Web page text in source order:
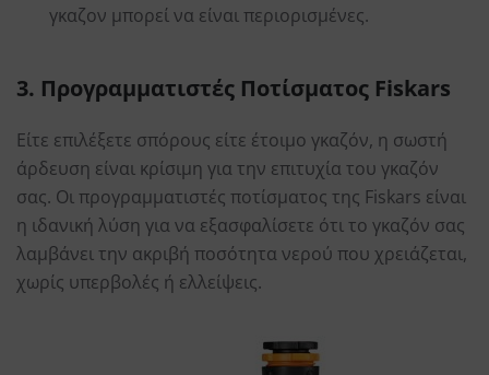
γκαζον μπορεί να είναι περιορισμένες.
3. Προγραμματιστές Ποτίσματος Fiskars
Είτε επιλέξετε σπόρους είτε έτοιμο γκαζόν, η σωστή
άρδευση είναι κρίσιμη για την επιτυχία του γκαζόν
σας. Οι προγραμματιστές ποτίσματος της Fiskars είναι
η ιδανική λύση για να εξασφαλίσετε ότι το γκαζόν σας
λαμβάνει την ακριβή ποσότητα νερού που χρειάζεται,
χωρίς υπερβολές ή ελλείψεις.